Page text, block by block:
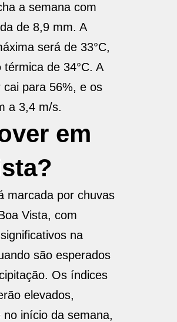
a semana com
de 8,9 mm. A
será de 33°C,
de 34°C. A
cai para 56%, e os
a 3,4 m/s.
em
marcada por chuvas
Vista, com
na
são esperados
Os índices
elevados,
no início da semana,